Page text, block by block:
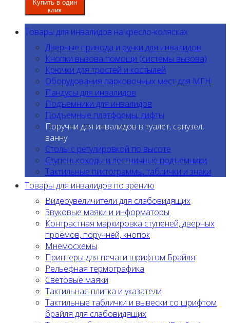
Купить в один
клик
Товары для инвалидов на кресло-колясках
Дверные привода и ручки для инвалидов
Кнопки вызова помощи (системы вызова)
Крючки для тростей и костылей
Оборудования парковочных мест для МГН
Пандусы для инвалидов
Подъемники для инвалидов
Подъемные платформы, лифты
Поручни для инвалидов в туалет, санузел,
ванну
Столы с регулировкой по высоте
Ступенькоходы и лестничные подъемники
Тактильные пиктограммы, таблички и знаки
Товары для инвалидов по зрению
Видеоувеличители для слабовидящих
Звуковые маяки и информаторы
Контрастная маркировка ступеней, дверных
проёмов, поручней, кнопок
Мнемосхемы
Принтеры для печати шрифтом Брайля
Рельефная термографика
Световые маяки
Тактильная плитка и указатели
Тактильные таблички и вывески со шрифтом
брайля для слабовидящих